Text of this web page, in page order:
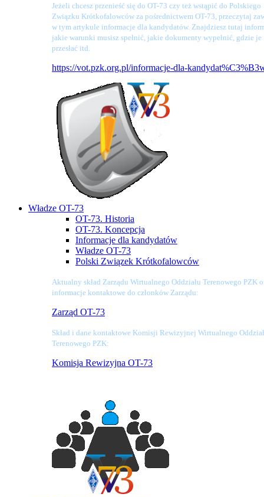
Jeżeli chcesz przenieść się do OT-73 czy też wstąpić do Polskiego
Związku Krótkofalowców za pośrednictwem OT-73, przeczytaj
w tym artykule informacje dla kandydatów. Znajdziesz tutaj
jakie warunki musisz spełnić, jakie dokumenty wypełnić, gdzie je
przesłać itd.
https://vot.pzk.org.pl/informacje-dla-
Władze OT-73
OT-73. Historia
OT-73. Koncepcja
Informacje dla kandydatów
Władze OT-73
Polski Związek Krótkofalowców
Aktualny skład Zarządu Wirtualnego Oddziału Terenowego PZK
informacje kontaktowe do członków Zarządu:
Zarząd OT-73
Skład i dane kontaktowe Komisji Rewizyjnej Wirtualnego
Terenowego PZK:
Komisja Rewizyjna OT-73